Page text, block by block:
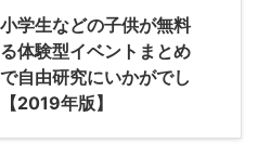
学生などの子供が無料
体験型イベントまとめ
自由研究にいかがでし
2019年版】